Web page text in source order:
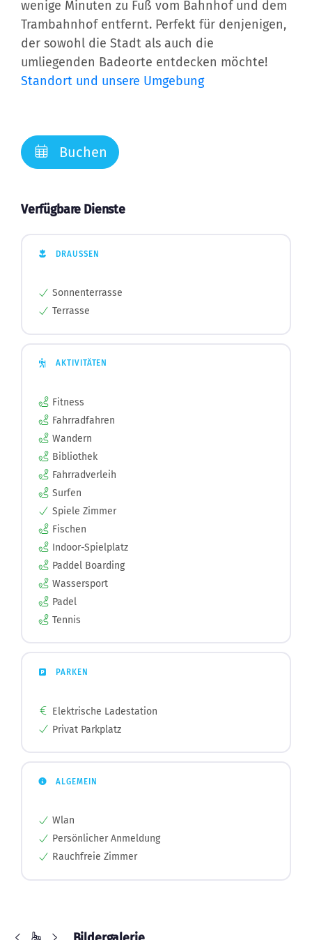
wenige Minuten zu Fuß vom Bahnhof und dem
Trambahnhof entfernt. Perfekt für denjenigen,
der sowohl die Stadt als auch die
umliegenden Badeorte entdecken möchte!
Standort und unsere Umgebung
Buchen
Verfügbare Dienste
DRAUSSEN
Sonnenterrasse
Terrasse
AKTIVITÄTEN
Fitness
Fahrradfahren
Wandern
Bibliothek
Fahrradverleih
Surfen
Spiele Zimmer
Fischen
Indoor-Spielplatz
Paddel Boarding
Wassersport
Padel
Tennis
PARKEN
Elektrische Ladestation
Privat Parkplatz
ALGEMEIN
Wlan
Persönlicher Anmeldung
Rauchfreie Zimmer